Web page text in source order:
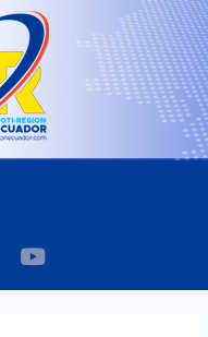
Y
o
u